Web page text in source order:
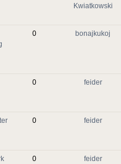
Kwiatkowski
0 bonajkukoj
0 feider
0 feider
0 feider